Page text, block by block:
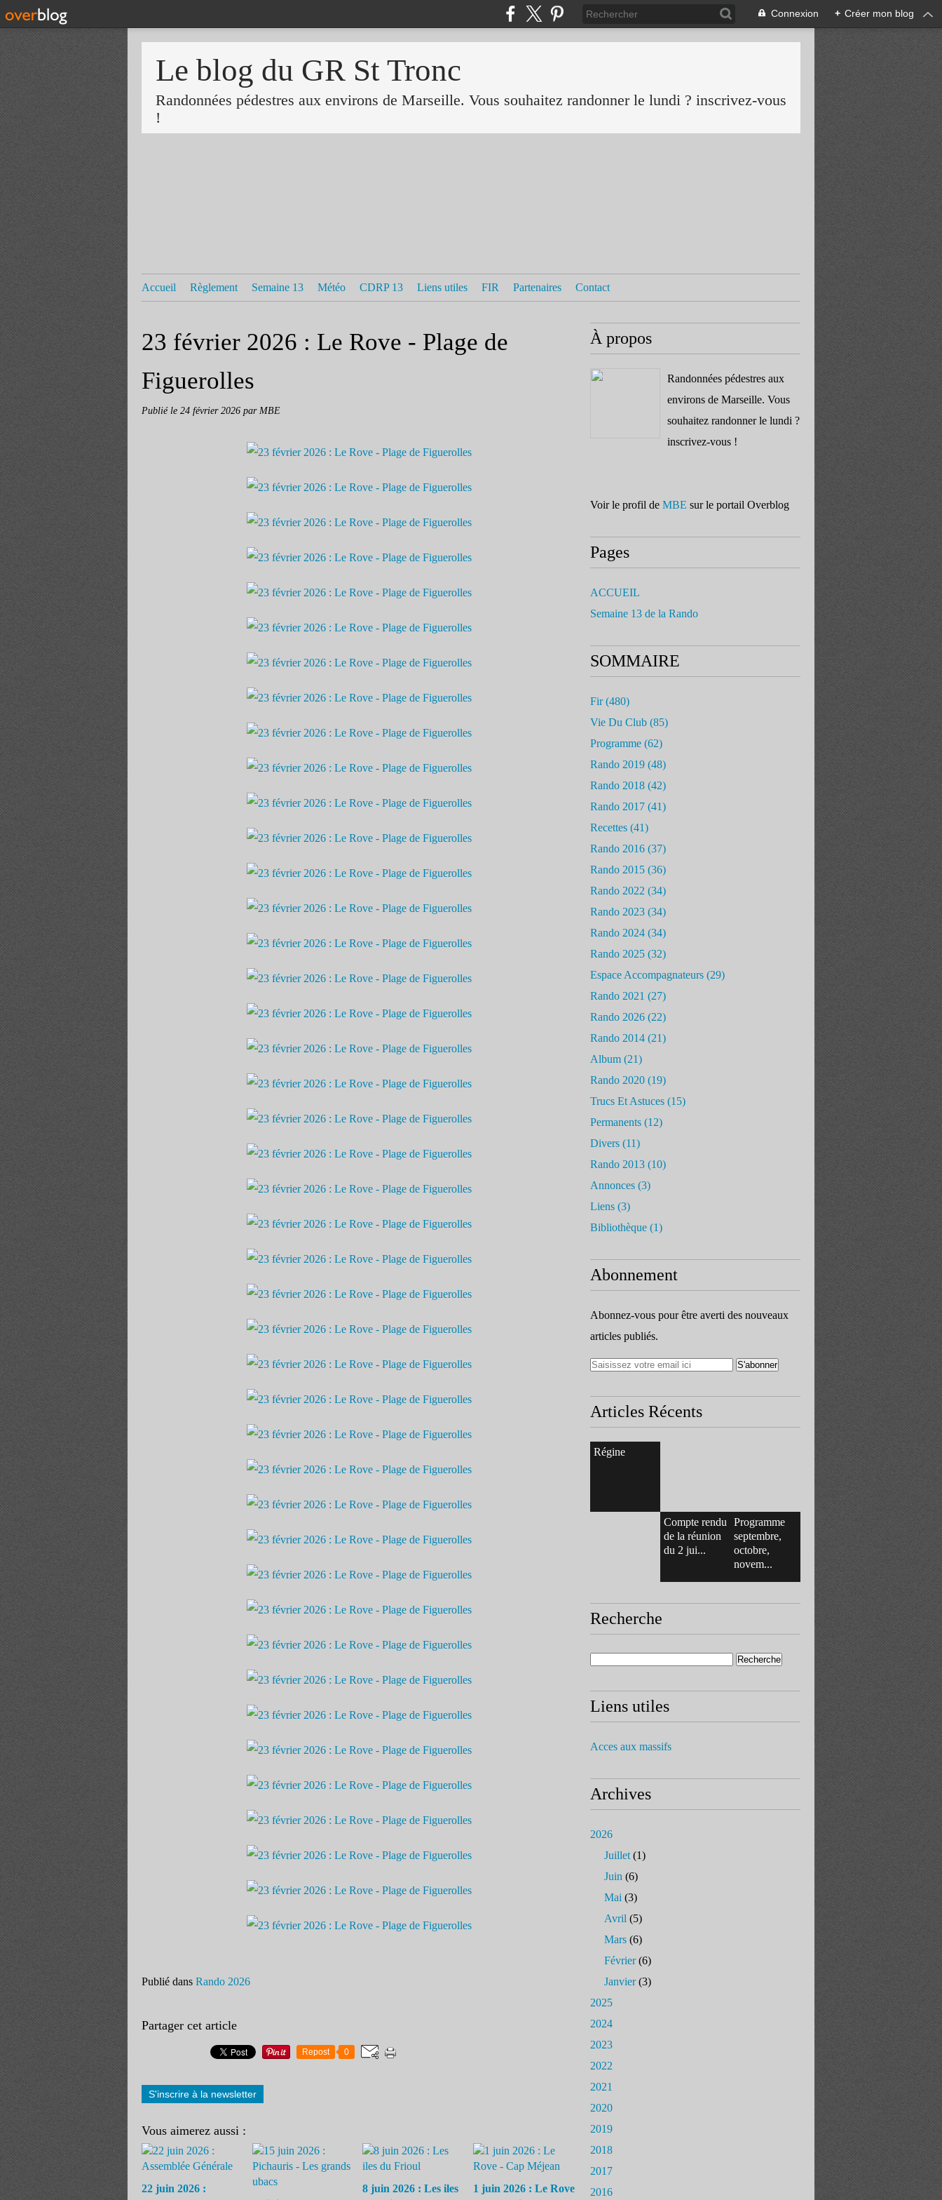
Connexion + Créer mon blog
Le blog du GR St Tronc
Randonnées pédestres aux environs de Marseille. Vous souhaitez randonner le lundi ? inscrivez-vous
!
Accueil Règlement Semaine 13 Météo CDRP 13 Liens utiles FIR Partenaires Contact
23 février 2026 : Le Rove - Plage de
Figuerolles
Publié le 24 février 2026 par MBE
Publié dans Rando 2026
Partager cet article
Repost 0
S'inscrire à la newsletter
Vous aimerez aussi :
22 juin 2026 :
8 juin 2026 : Les iles
1 juin 2026 : Le Rove
À propos
Randonnées pédestres aux
environs de Marseille. Vous
souhaitez randonner le lundi ?
inscrivez-vous !
Voir le profil de MBE sur le portail Overblog
Pages
ACCUEIL
Semaine 13 de la Rando
SOMMAIRE
Fir(480)
Vie Du Club (85)
Programme (62)
Rando 2019 (48)
Rando 2018 (42)
Rando 2017 (41)
Recettes (41)
Rando 2016 (37)
Rando 2015 (36)
Rando 2022 (34)
Rando 2023 (34)
Rando 2024 (34)
Rando 2025 (32)
Espace Accompagnateurs (29)
Rando 2021 (27)
Rando 2026 (22)
Rando 2014 (21)
Album (21)
Rando 2020 (19)
Trucs Et Astuces (15)
Permanents (12)
Divers (11)
Rando 2013 (10)
Annonces (3)
Liens (3)
Bibliothèque (1)
Abonnement
Abonnez-vous pour être averti des nouveaux
articles publiés.
Articles Récents
Régine
Compte rendu
de la réunion
du 2 jui...
Programme
septembre,
octobre,
novem...
Recherche
Liens utiles
Acces aux massifs
Archives
2026
Juillet (1)
Juin (6)
Mai (3)
Avril (5)
Mars (6)
Février(6)
Janvier(3)
2025
2024
2023
2022
2021
2020
2019
2018
2017
2016